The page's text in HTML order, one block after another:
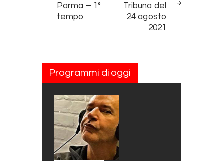
Parma – 1°
tempo
Tribuna del
24 agosto
2021
Programmi di oggi